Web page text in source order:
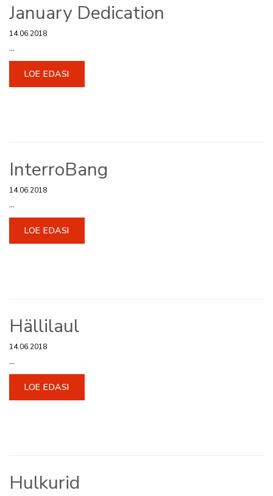
January Dedication
14.06.2018
...
LOE EDASI
InterroBang
14.06.2018
...
LOE EDASI
Hällilaul
14.06.2018
...
LOE EDASI
Hulkurid